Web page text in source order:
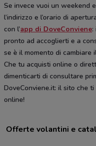
Se invece vuoi un weekend
l’indirizzo e l’orario di
con l’app di DoveConviene:
pronto ad accoglierti e a
se è il momento di cambiare
Che tu acquisti online o
dimenticarti di consultare
DoveConviene.it: il sito che
online!
Offerte volantini e